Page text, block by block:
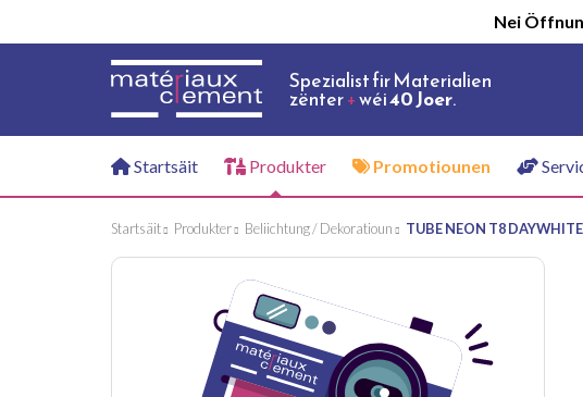
Nei
Spezialist fir Materialien
zënter+wéi40 Joer.
Startsäit Produkter Promotiounen
Startsäit Produkter Beliichtung / Dekoratioun TUBE NEON T8